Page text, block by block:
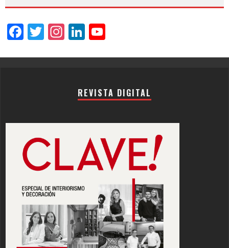
Facebook
Twitter
Instagram
LinkedIn
REVISTA DIGITAL